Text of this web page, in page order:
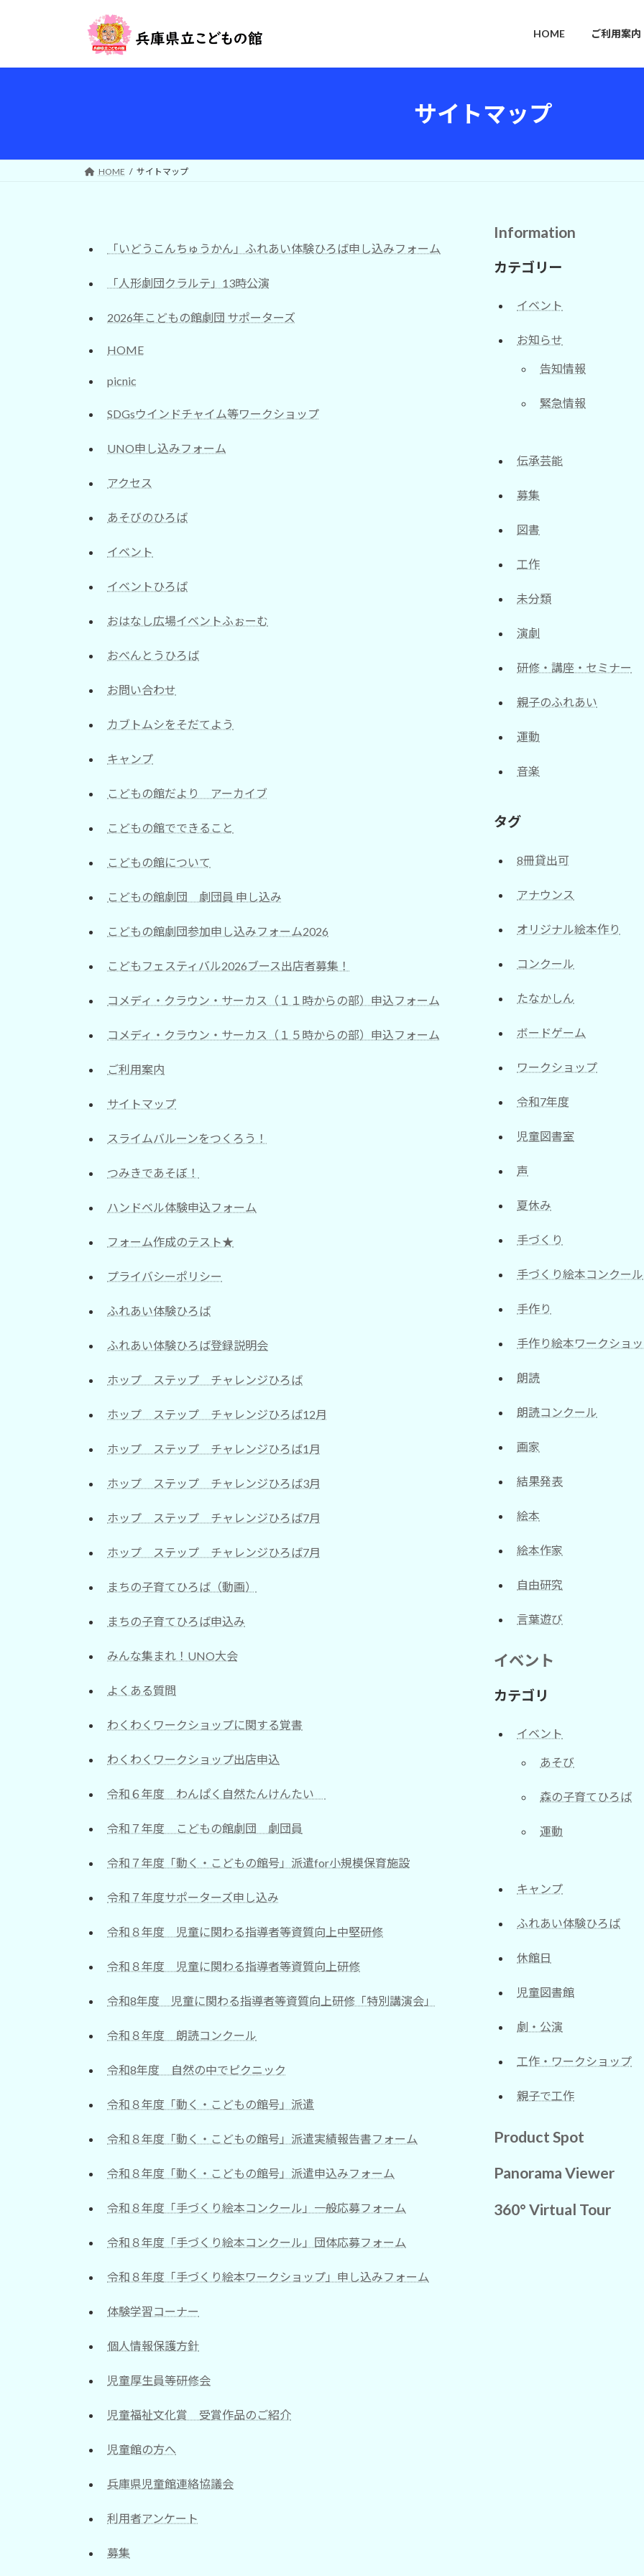
プ
動
HOME ご利用案内
サイトマップ
HOME サイトマップ
「いどうこんちゅうかん」ふれあい体験ひろば申し込みフォーム
「人形劇団クラルテ」13時公演
2026年こどもの館劇団 サポーターズ
HOME
picnic
SDGsウインドチャイム等ワークショップ
UNO申し込みフォーム
アクセス
あそびのひろば
イベント
イベントひろば
おはなし広場イベントふぉーむ
おべんとうひろば
お問い合わせ
カブトムシをそだてよう
キャンプ
こどもの館だより アーカイブ
こどもの館でできること
こどもの館について
こどもの館劇団 劇団員 申し込み
こどもの館劇団参加申し込みフォーム2026
こどもフェスティバル2026ブース出店者募集！
コメディ・クラウン・サーカス（１１時からの部）申込フォーム
コメディ・クラウン・サーカス（１５時からの部）申込フォーム
ご利用案内
サイトマップ
スライムバルーンをつくろう！
つみきであそぼ！
ハンドベル体験申込フォーム
フォーム作成のテスト★
プライバシーポリシー
ふれあい体験ひろば
ふれあい体験ひろば登録説明会
ホップ ステップ チャレンジひろば
ホップ ステップ チャレンジひろば12月
ホップ ステップ チャレンジひろば1月
ホップ ステップ チャレンジひろば3月
ホップ ステップ チャレンジひろば7月
ホップ ステップ チャレンジひろば7月
まちの子育てひろば（動画）
まちの子育てひろば申込み
みんな集まれ！UNO大会
よくある質問
わくわくワークショップに関する覚書
わくわくワークショップ出店申込
令和６年度 わんぱく自然たんけんたい
令和７年度 こどもの館劇団 劇団員
令和７年度「動く・こどもの館号」派遣for小規模保育施設
令和７年度サポーターズ申し込み
令和８年度 児童に関わる指導者等資質向上中堅研修
令和８年度 児童に関わる指導者等資質向上研修
令和8年度 児童に関わる指導者等資質向上研修「特別講演会」
令和８年度 朗読コンクール
令和8年度 自然の中でピクニック
令和８年度「動く・こどもの館号」派遣
令和８年度「動く・こどもの館号」派遣実績報告書フォーム
令和８年度「動く・こどもの館号」派遣申込みフォーム
令和８年度「手づくり絵本コンクール」一般応募フォーム
令和８年度「手づくり絵本コンクール」団体応募フォーム
令和８年度「手づくり絵本ワークショップ」申し込みフォーム
体験学習コーナー
個人情報保護方針
児童厚生員等研修会
児童福祉文化賞 受賞作品のご紹介
児童館の方へ
兵庫県児童館連絡協議会
利用者アンケート
募集
Information
カテゴリー
イベント
お知らせ
告知情報
緊急情報
伝承芸能
募集
図書
工作
未分類
演劇
研修・講座・セミナー
親子のふれあい
運動
音楽
タグ
8冊貸出可
アナウンス
オリジナル絵本作り
コンクール
たなかしん
ボードゲーム
ワークショップ
令和7年度
児童図書室
声
夏休み
手づくり
手づくり絵本コンクール
手作り
手作り絵本ワークショ
朗読
朗読コンクール
画家
結果発表
絵本
絵本作家
自由研究
言葉遊び
イベント
カテゴリ
イベント
あそび
森の子育てひろば
運動
キャンプ
ふれあい体験ひろば
休館日
児童図書館
劇・公演
工作・ワークショップ
親子で工作
Product Spot
Panorama Viewer
360° Virtual Tour